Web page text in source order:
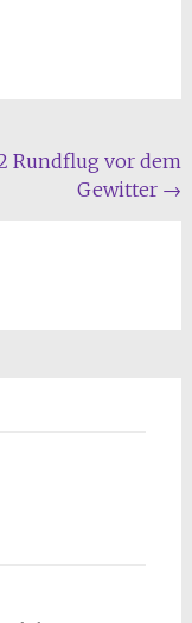
Rundflug vor dem
Gewitter →